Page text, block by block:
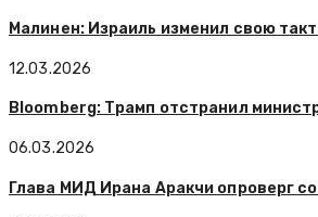
Малинен: Израиль изменил свою
12.03.2026
Bloomberg: Трамп отстранил
06.03.2026
Глава МИД Ирана Аракчи опроверг